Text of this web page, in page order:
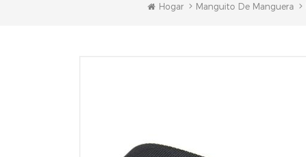
Hogar Manguito De Manguera